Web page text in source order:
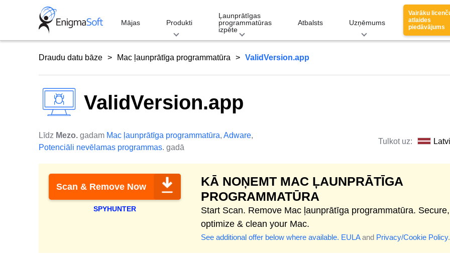
Mājas Produkti
Ļaunprātīgas
programmatūras
izpēte
Atbalsts Uzņēmums
Vairāku
atlaides
piedāvājums
Draudu datu bāze Mac ļaunprātīga programmatūra ValidVersion.app
ValidVersion.app
Līdz Mezo. gadam Mac ļaunprātīga programmatūra, Adware,
Potenciāli nevēlamas programmas. gadā
Tulkot uz:
Scan & Remove Now
SPYHUNTER
KĀ NOŅEMT MAC ĻAUNPRĀTĪGA
PROGRAMMATŪRA
Start Scan. Remove Mac ļaunprātīga programmatūra. Secure,
optimize & clean your Mac.
See additional offer below where available. EULAand Privacy/Cookie Policy.